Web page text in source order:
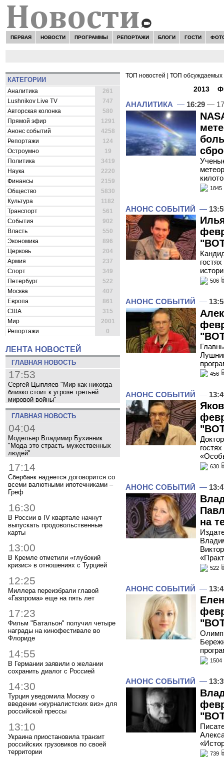
ПЕРВАЯ НОВОСТИ ПРОГРАММЫ РЕПОРТАЖИ БЛОГИ ГОСТИ
КАТЕГОРИИ
Аналитика
261
Lushnikov Live TV
747
Авторская колонка
580
Прямой эфир
1291
Анонс событий
4258
Репортажи
124
Остроумно
19
Политика
3419
Наука
2220
Финансы
2159
Общество
5830
Культура
1182
Транспорт
561
События
902
Власть
550
Экономика
896
Церковь
204
Армия
237
Спорт
349
Петербург
522
Москва
407
Европа
861
США
315
Мир
2001
Репортажи
0
ЛЕНТА НОВОСТЕЙ
ГЛАВНАЯ НОВОСТЬ
17:53
Сергей Цыпляев "Мир как никогда
близко стоит к угрозе третьей
мировой войны"
ГЛАВНАЯ НОВОСТЬ
04:04
Модельер Владимир Бухинник
"Мода это страсть мужественных
людей"
17:14
Сбербанк надеется договорится со
всеми валютными ипотечниками –
Греф
16:30
В России в IV квартале начнут
выпускать продовольственные
карты
13:00
В Кремле отметили «глубокий
кризис» в отношениях с Турцией
12:25
Миллера переизбрали главой
«Газпрома» еще на пять лет
17:23
Фильм "Батальон" получил четыре
награды на кинофестивале во
Флориде
14:55
В Германии заявили о желании
сохранить диалог с Россией
14:30
Турция уведомила Москву о
введении «журналистских виз» для
российской прессы
13:10
Украина приостановила транзит
российских грузовиков по своей
территории
ТОП новостей ТОП обсуждаемых
2013
АНАЛИТИКА — 16:29 —
1845
АНОНС СОБЫТИЙ —
506
АНОНС СОБЫТИЙ —
456
АНОНС СОБЫТИЙ —
630
АНОНС СОБЫТИЙ —
на
522
АНОНС СОБЫТИЙ —
1504
АНОНС СОБЫТИЙ —
739